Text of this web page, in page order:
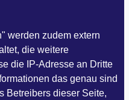
werden zudem extern
die weitere
die IP-Adresse an Dritte
das genau sind
Betreibers dieser Seite,